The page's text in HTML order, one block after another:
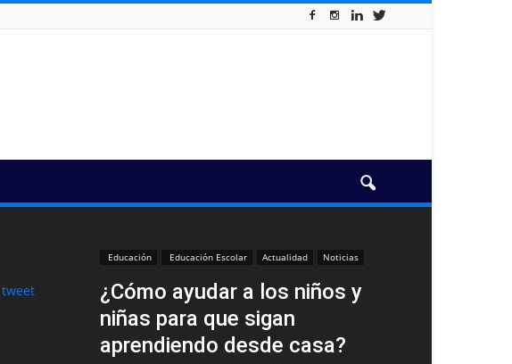
Educación Educación Escolar Actualidad Noticias
¿Cómo ayudar a los niños y
niñas para que sigan
aprendiendo desde casa?
tweet